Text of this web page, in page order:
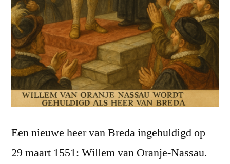
Een nieuwe heer van Breda ingehuldigd op
29 maart 1551: Willem van Oranje-Nassau.